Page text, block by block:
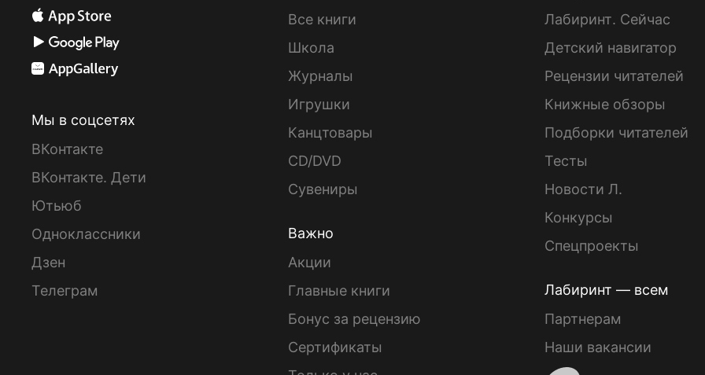
Мы в соцсетях
ВКонтакте
ВКонтакте. Дети
Ютьюб
Одноклассники
Дзен
Телеграм
Все книги
Школа
Журналы
Игрушки
Канцтовары
CD/DVD
Сувениры
Важно
Акции
Главные книги
Бонус за рецензию
Сертификаты
Лабиринт. Сейчас
Детский навигатор
Рецензии читателей
Книжные обзоры
Подборки читателей
Тесты
Новости Л.
Конкурсы
Спецпроекты
Лабиринт — всем
Партнерам
Наши вакансии